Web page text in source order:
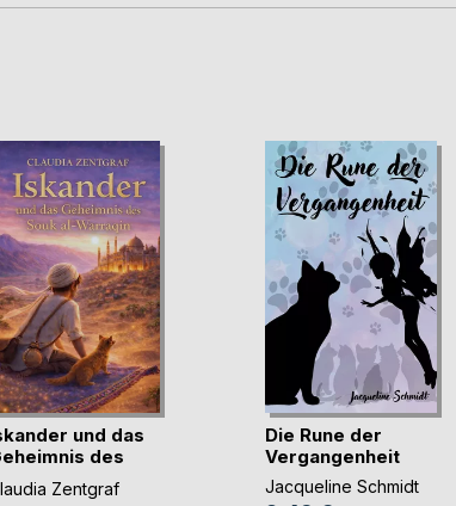
und das
des
Zentgraf
Die Rune der
Vergangenheit
Jacqueline Schmidt